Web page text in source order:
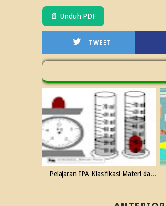
📄 Unduh PDF
TWEET
Pelajaran IPA Klasifikasi Materi da...